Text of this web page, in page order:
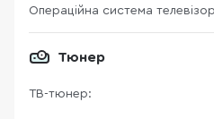
Операційна система
Тюнер
ТВ-тюнер: